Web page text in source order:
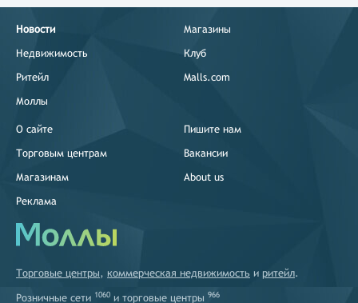
Новости
Недвижимость
Ритейл
Моллы
Магазины
Клуб
Malls.com
О сайте
Торговым центрам
Магазинам
Реклама
Пишите нам
Вакансии
About us
Торговые центры, коммерческая недвижимость и ритейл.
Розничные сети 1060 и торговые центры 966